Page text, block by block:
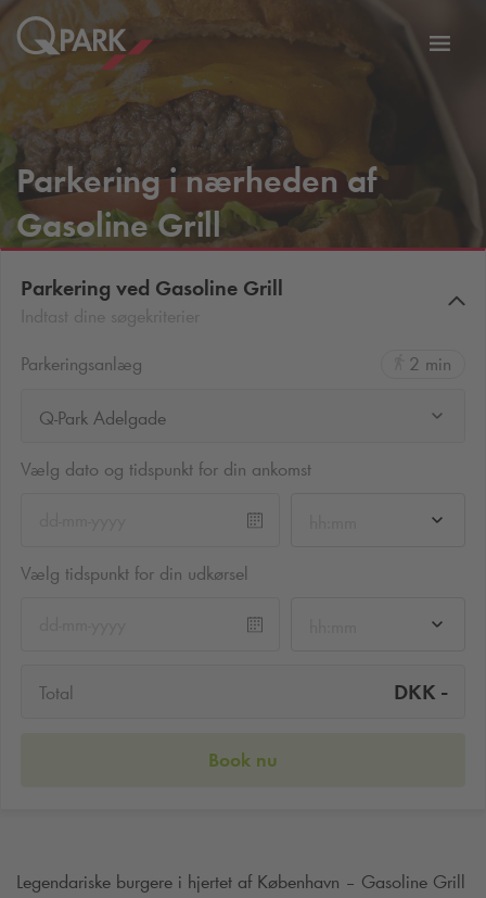
Slå
Parkering i nærheden af
Gasoline Grill
Parkering ved Gasoline Grill
Parkeringsanlæg
2 min
Q-Park Adelgade
Vælg dato og tidspunkt for din ankomst
Vælg tidspunkt for din udkørsel
Total DKK -
Book nu
Legendariske burgere i hjertet af København – Gasoline Grill